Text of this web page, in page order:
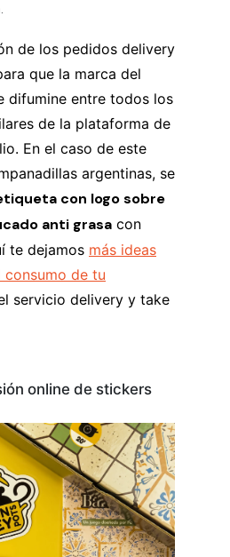
de los pedidos delivery
que la marca del
difumine entre todos los
de la plataforma de
En el caso de este
argentinas, se
con logo sobre
anti grasa con
te dejamos más ideas
consumo de tu
servicio delivery y take
online de stickers